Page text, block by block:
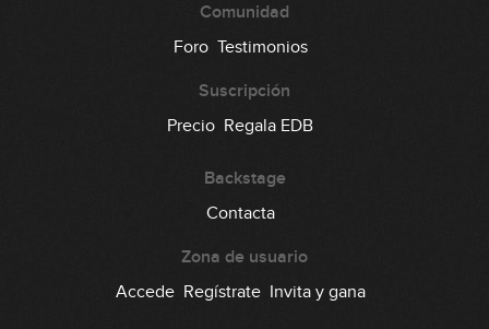
Comunidad
Foro Testimonios
Suscripción
Precio Regala EDB
Backstage
Contacta
Zona de usuario
Accede Regístrate Invita y gana